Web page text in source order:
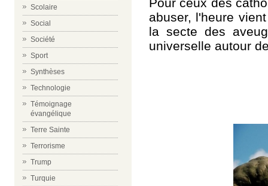
Scolaire
Social
Société
Sport
Synthèses
Technologie
Témoignage
évangélique
Terre Sainte
Terrorisme
Trump
Turquie
abuser, l'heure
la secte des
universelle autour